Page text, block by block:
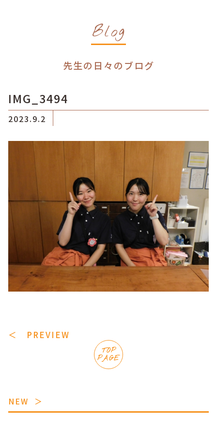
Blog
先生の日々のブログ
IMG_3494
2023.9.2
＜ PREVIEW
TOP
PAGE
NEW